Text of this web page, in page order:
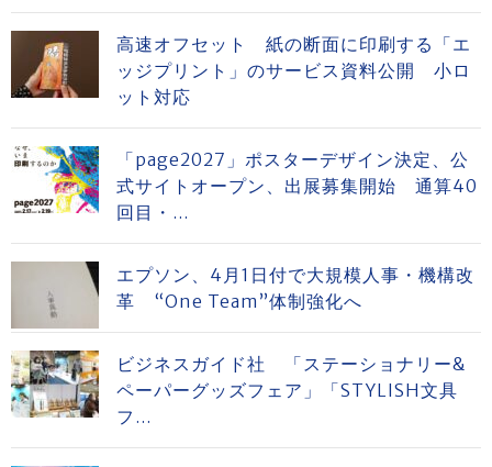
高速オフセット 紙の断面に印刷する「エ
ッジプリント」のサービス資料公開 小ロ
ット対応
「page2027」ポスターデザイン決定、公
式サイトオープン、出展募集開始 通算40
回目・...
エプソン、4月1日付で大規模人事・機構改
革 “One Team”体制強化へ
ビジネスガイド社 「ステーショナリー&
ペーパーグッズフェア」「STYLISH文具
フ...